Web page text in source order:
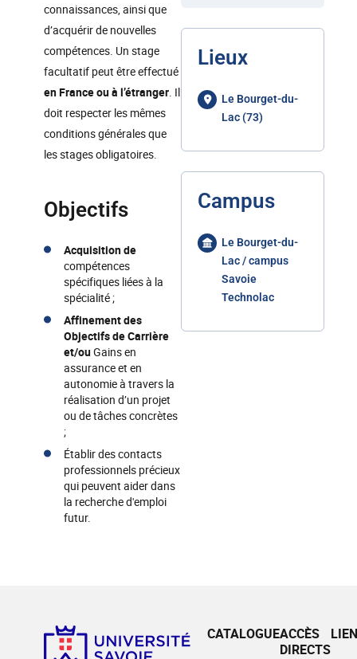
connaissances, ainsi que
d’acquérir de nouvelles
compétences. Un stage
facultatif peut être effectué
en France ou à l’étranger. Il
doit respecter les mêmes
conditions générales que
les stages obligatoires.
Objectifs
Acquisition de
compétences
spécifiques liées à la
spécialité ;
Affinement des
Objectifs de Carrière
et/ouGains en
assurance et en
autonomie à travers la
réalisation d’un projet
ou de tâches concrètes
;
Établir des contacts
professionnels précieux
qui peuvent aider dans
la recherche d'emploi
futur.
Lieux
Le Bourget-du-
Lac (73)
Campus
Le Bourget-du-
Lac / campus
Savoie
Technolac
CATALOGUEACCÈS
DIRECTS